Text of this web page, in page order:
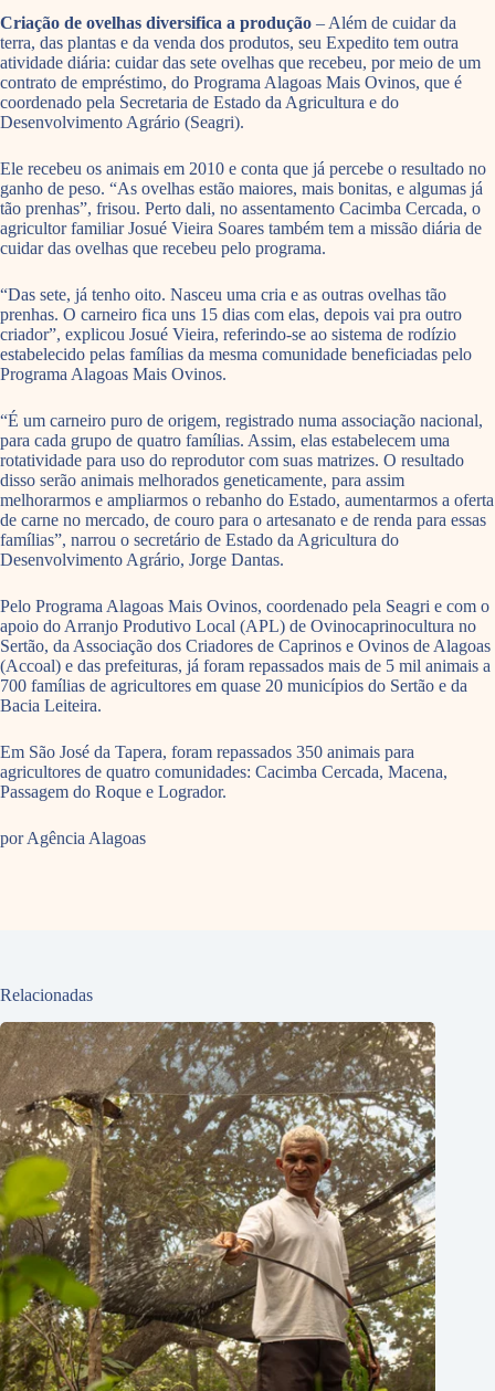
Criação de ovelhas diversifica a produção – Além de cuidar da
terra, das plantas e da venda dos produtos, seu Expedito tem outra
atividade diária: cuidar das sete ovelhas que recebeu, por meio de um
contrato de empréstimo, do Programa Alagoas Mais Ovinos, que é
coordenado pela Secretaria de Estado da Agricultura e do
Desenvolvimento Agrário (Seagri).
Ele recebeu os animais em 2010 e conta que já percebe o resultado no
ganho de peso. “As ovelhas estão maiores, mais bonitas, e algumas já
tão prenhas”, frisou. Perto dali, no assentamento Cacimba Cercada, o
agricultor familiar Josué Vieira Soares também tem a missão diária de
cuidar das ovelhas que recebeu pelo programa.
“Das sete, já tenho oito. Nasceu uma cria e as outras ovelhas tão
prenhas. O carneiro fica uns 15 dias com elas, depois vai pra outro
criador”, explicou Josué Vieira, referindo-se ao sistema de rodízio
estabelecido pelas famílias da mesma comunidade beneficiadas pelo
Programa Alagoas Mais Ovinos.
“É um carneiro puro de origem, registrado numa associação nacional,
para cada grupo de quatro famílias. Assim, elas estabelecem uma
rotatividade para uso do reprodutor com suas matrizes. O resultado
disso serão animais melhorados geneticamente, para assim
melhorarmos e ampliarmos o rebanho do Estado, aumentarmos a oferta
de carne no mercado, de couro para o artesanato e de renda para essas
famílias”, narrou o secretário de Estado da Agricultura do
Desenvolvimento Agrário, Jorge Dantas.
Pelo Programa Alagoas Mais Ovinos, coordenado pela Seagri e com o
apoio do Arranjo Produtivo Local (APL) de Ovinocaprinocultura no
Sertão, da Associação dos Criadores de Caprinos e Ovinos de Alagoas
(Accoal) e das prefeituras, já foram repassados mais de 5 mil animais a
700 famílias de agricultores em quase 20 municípios do Sertão e da
Bacia Leiteira.
Em São José da Tapera, foram repassados 350 animais para
agricultores de quatro comunidades: Cacimba Cercada, Macena,
Passagem do Roque e Logrador.
por Agência Alagoas
Relacionadas